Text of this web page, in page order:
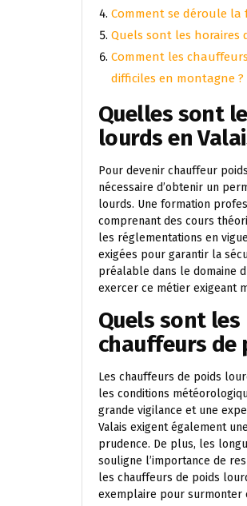
Comment se déroule
Quels sont les horaires
Comment les
difficiles en montagne ?
Quelles sont
lourds en
Pour devenir chauffeur
nécessaire d’obtenir un
lourds. Une formation
comprenant des cours
les réglementations en
exigées pour garantir la
préalable dans le domaine
exercer ce métier exigeant
Quels sont
chauffeurs de
Les chauffeurs de poids
les conditions
grande vigilance et une
Valais exigent également
prudence. De plus, les
souligne l’importance de
les chauffeurs de poids
exemplaire pour surmonter